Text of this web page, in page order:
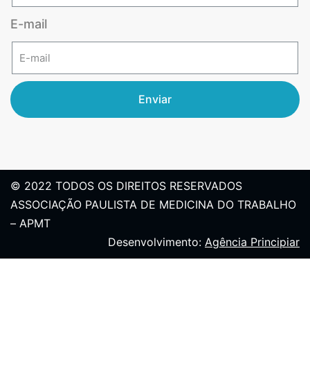
E-mail
Enviar
© 2022 TODOS OS DIREITOS RESERVADOS
ASSOCIAÇÃO PAULISTA DE MEDICINA DO TRABALHO
– APMT
Desenvolvimento: Agência Principiar